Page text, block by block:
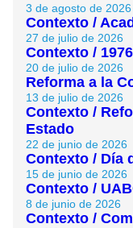
3 de agosto de 2026
Contexto /
27 de julio de 2026
Contexto / 1976
20 de julio de 2026
Reforma a la
13 de julio de 2026
Contexto /
Estado
22 de junio de 2026
Contexto / Día
15 de junio de 2026
Contexto /
8 de junio de 2026
Contexto /